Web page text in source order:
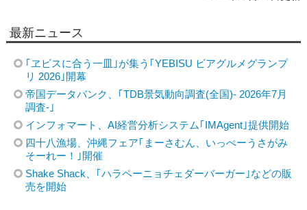
最新ニュース
｢ヱビスに合う一皿｣が集う｢YEBISU ビアグルメグランプ
リ 2026｣開幕
帝国データバンク、｢TDB景気動向調査(全国)- 2026年7月
調査-｣
インフォマート、AI経営分析システム｢IMAgent｣提供開始
四十八漁場、沖縄フェア｢まーさむん、いっぺーうさがみ
そーれー！｣開催
Shake Shack、｢ハラペーニョチェダーバーガー｣などの販
売を開始